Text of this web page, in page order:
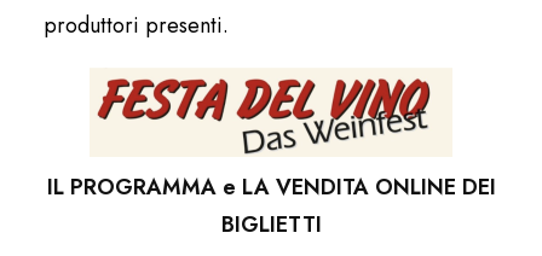
produttori presenti.
IL PROGRAMMA e LA VENDITA ONLINE DEI
BIGLIETTI